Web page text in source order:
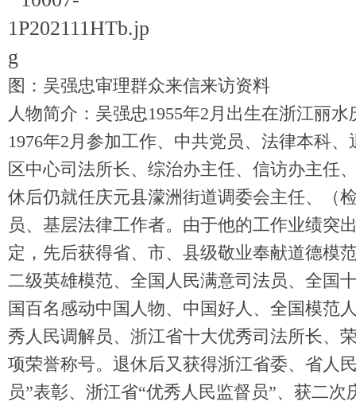
图：吴强忠审理群众来信来访资料
人物简介：吴强忠1955年2月出生在浙江丽
1976年2月参加工作、中共党员、法律本科
区中心司法所长、综治办主任、信访办主任
休后仍就任庆元县濛洲街道调委会主任、（
员、基层法律工作者。由于他的工作业绩突
定，先后获得省、市、县级敬业奉献道德模
二级英雄模范、全国人民满意司法员、全国
国百名感动中国人物、中国好人、全国模范
秀人民调解员、浙江省十大优秀司法所长、
项荣誉称号。退休后又获得浙江省委、省人
员”表彰、浙江省“优秀人民监督员”、获二